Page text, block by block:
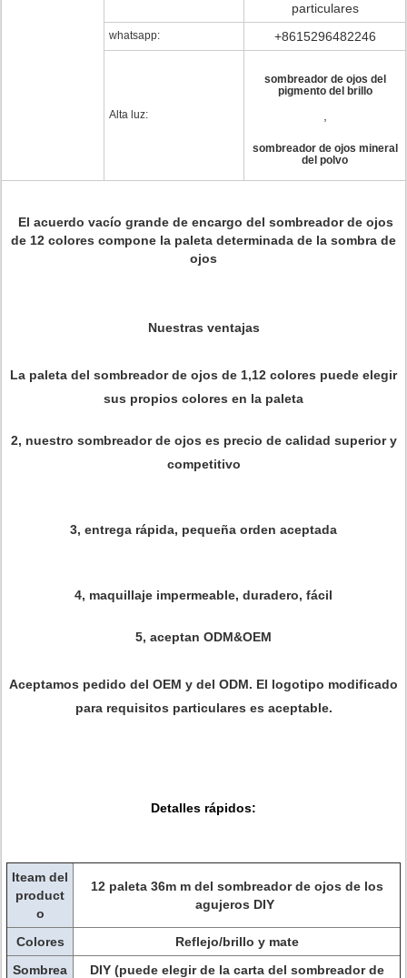
particulares
whatsapp: +8615296482246
Alta luz:
sombreador de ojos del
pigmento del brillo
sombreador de ojos mineral
del polvo
El acuerdo vacío grande de encargo del sombreador de ojos
de 12 colores compone la paleta determinada de la sombra de
ojos
Nuestras ventajas
La paleta del sombreador de ojos de 1,12 colores puede elegir
sus propios colores en la paleta
2, nuestro sombreador de ojos es precio de calidad superior y
competitivo
3, entrega rápida, pequeña orden aceptada
4, maquillaje impermeable, duradero, fácil
5, aceptan ODM&OEM
Aceptamos pedido del OEM y del ODM. El logotipo modificado
para requisitos particulares es aceptable.
Detalles rápidos:
Iteam del
product
o
12 paleta 36m m del sombreador de ojos de los
agujeros DIY
Colores
Reflejo/brillo y mate
Sombrea
DIY (puede elegir de la carta del sombreador de